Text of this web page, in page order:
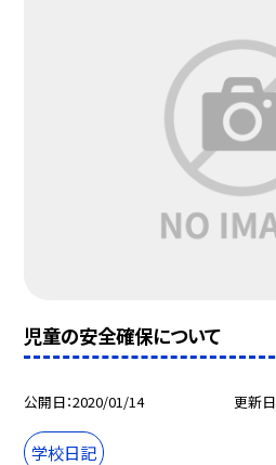
児童の安全確保について
公開日 2020/01/14 更新日
学校日記